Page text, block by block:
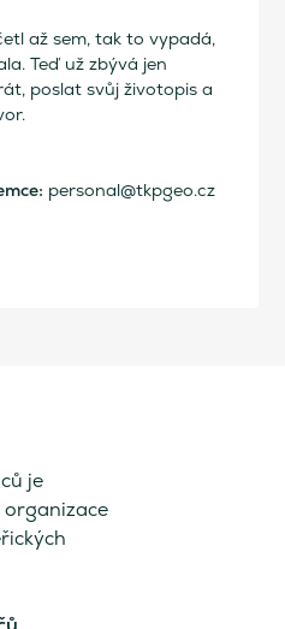
až sem, tak to vypadá,
Teď už zbývá jen
poslat svůj životopis a
personal@tkpgeo.cz
je